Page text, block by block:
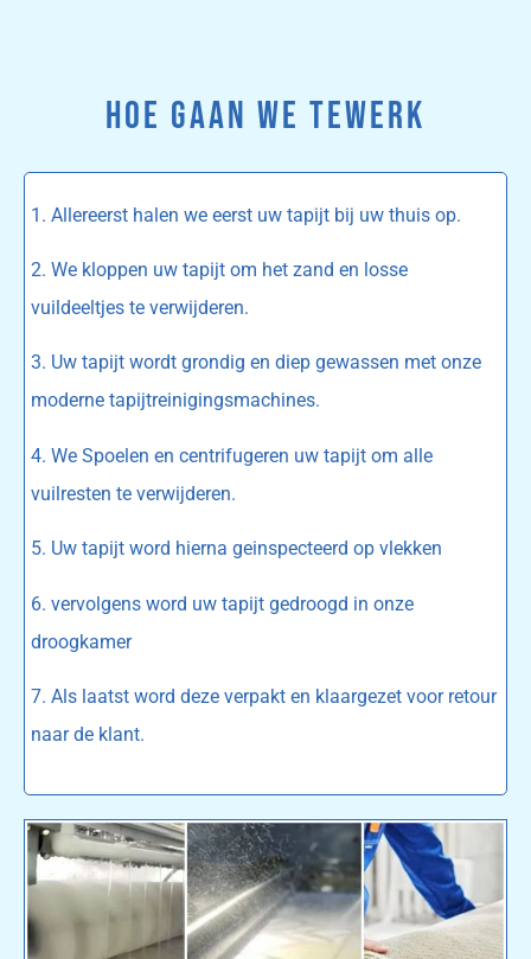
HOE GAAN WE TEWERK
1. Allereerst halen we eerst uw tapijt bij uw thuis op.
2. We kloppen uw tapijt om het zand en losse
vuildeeltjes te verwijderen.
3. Uw tapijt wordt grondig en diep gewassen met onze
moderne tapijtreinigingsmachines.
4. We Spoelen en centrifugeren uw tapijt om alle
vuilresten te verwijderen.
5. Uw tapijt word hierna geinspecteerd op vlekken
6. vervolgens word uw tapijt gedroogd in onze
droogkamer
7. Als laatst word deze verpakt en klaargezet voor retour
naar de klant.